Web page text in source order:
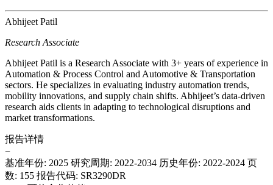
Abhijeet Patil
Research Associate
Abhijeet Patil is a Research Associate with 3+ years of experience in
Automation & Process Control and Automotive & Transportation
sectors. He specializes in evaluating industry automation trends,
mobility innovations, and supply chain shifts. Abhijeet’s data-driven
research aids clients in adapting to technological disruptions and
market transformations.
报告详情
−
基准年份: 2025 研究周期: 2022-2034 历史年份: 2022-2024 页
数: 155 报告代码: SR3290DR